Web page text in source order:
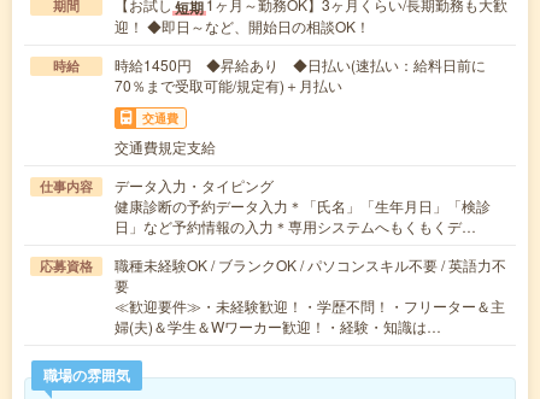
期間 【お試し 短期1ヶ月～勤務OK】3ヶ月くらい/長期勤務も大歓
迎！ ◆即日～など、開始日の相談OK！
時給
時給1450円 ◆昇給あり ◆日払い(速払い：給料日前に
70％まで受取可能/規定有)＋月払い
交通費
交通費規定支給
仕事内容
データ入力・タイピング
健康診断の予約データ入力＊「氏名」「生年月日」「検診
日」など予約情報の入力＊専用システムへもくもくデ…
応募資格
職種未経験OK / ブランクOK / パソコンスキル不要 / 英語力不
要
≪歓迎要件≫・未経験歓迎！・学歴不問！・フリーター＆主
婦(夫)＆学生＆Wワーカー歓迎！・経験・知識は…
職場の雰囲気